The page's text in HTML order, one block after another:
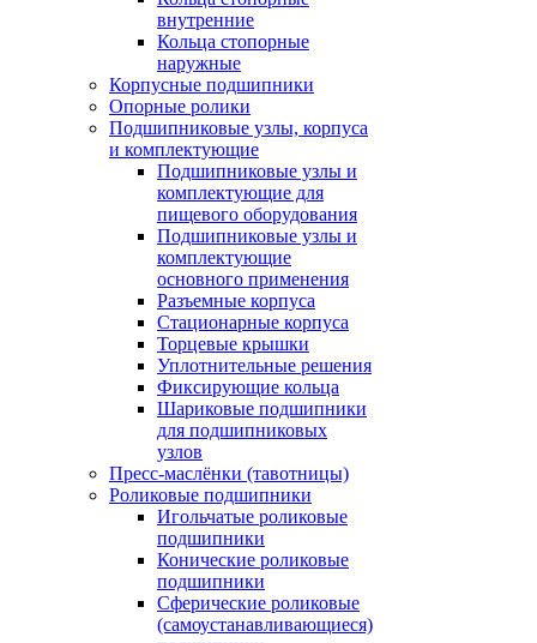
внутренние
Кольца стопорные
наружные
Корпусные подшипники
Опорные ролики
Подшипниковые узлы, корпуса
и комплектующие
Подшипниковые узлы и
комплектующие для
пищевого оборудования
Подшипниковые узлы и
комплектующие
основного применения
Разъемные корпуса
Стационарные корпуса
Торцевые крышки
Уплотнительные решения
Фиксирующие кольца
Шариковые подшипники
для подшипниковых
узлов
Пресс-маслёнки (тавотницы)
Роликовые подшипники
Игольчатые роликовые
подшипники
Конические роликовые
подшипники
Сферические роликовые
(самоустанавливающиеся)